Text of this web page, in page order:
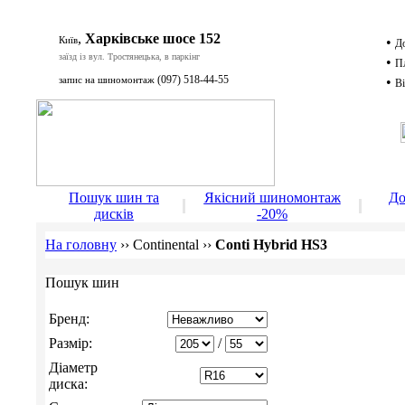
Київ, Харківське шосе 152
заїзд із вул. Тростянецька, в паркінг
запис на шиномонтаж (097) 518-44-55
•
•
•
Пошук шин та
дисків
Якісний шиномонтаж
-20%
На головну ›› Continental ›› Conti Hybrid HS3
Пошук шин
Бренд:
Размір:
/
Діаметр
диска: